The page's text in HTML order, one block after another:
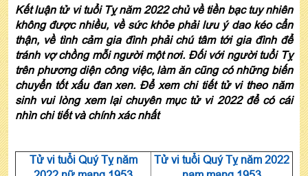
Kết luận tử vi tuổi Tỵ năm 2022 chủ về tiền bạc tuy nhiên
không được nhiều, về sức khỏe phải lưu ý dao kéo cẩn
thận, về tình cảm gia đình phải chú tâm tới gia đình để
tránh vợ chồng mỗi người một nơi. Đối với người tuổi Tỵ
trên phương diện công việc, làm ăn cũng có những biến
chuyển tốt xấu đan xen. Để xem chi tiết tử vi theo năm
sinh vui lòng xem lại chuyên mục tử vi 2022 để có cái
nhìn chi tiết và chính xác nhất
Tử vi tuổi Quý Tỵ năm
Tử vi tuổi Quý Tỵ năm 2022